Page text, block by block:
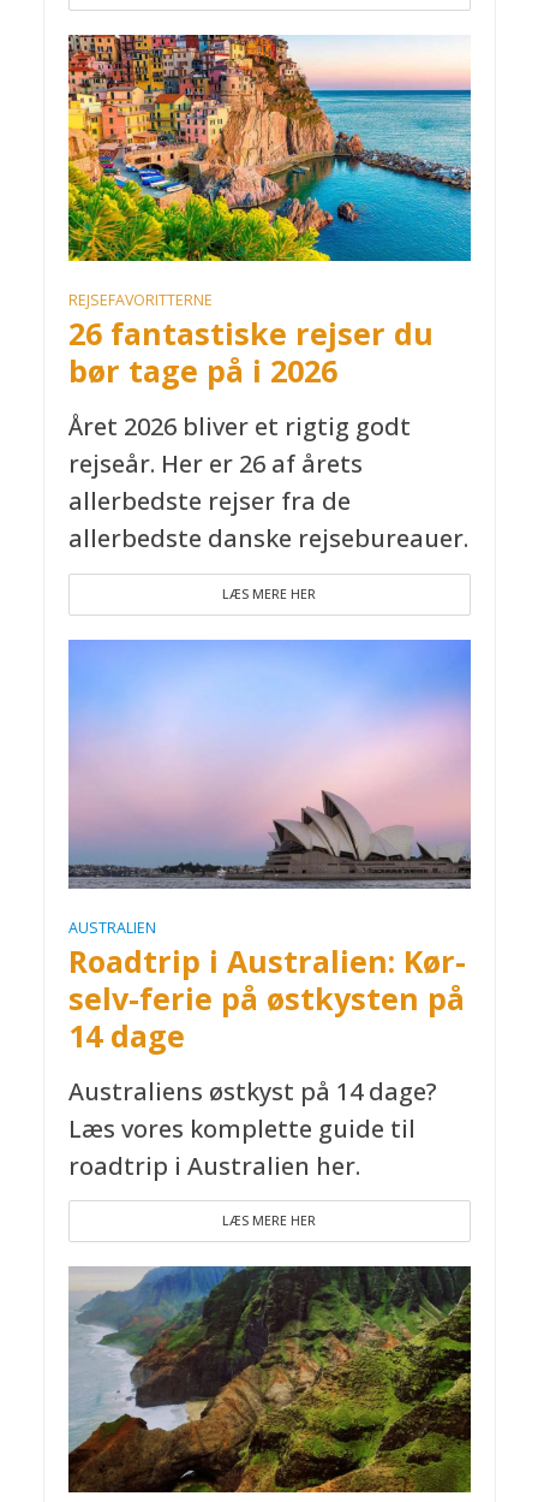
REJSEFAVORITTERNE
26 fantastiske rejser du
bør tage på i 2026
Året 2026 bliver et rigtig godt
rejseår. Her er 26 af årets
allerbedste rejser fra de
allerbedste danske rejsebureauer.
LÆS MERE HER
AUSTRALIEN
Roadtrip i Australien: Kør-
selv-ferie på østkysten på
14 dage
Australiens østkyst på 14 dage?
Læs vores komplette guide til
roadtrip i Australien her.
LÆS MERE HER